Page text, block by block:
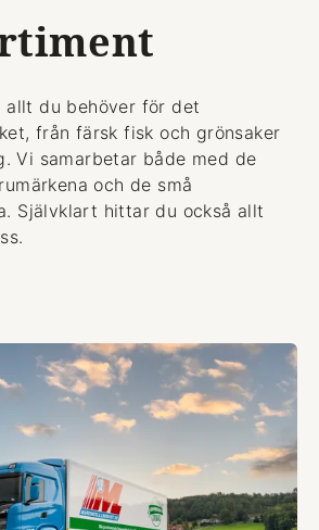
allt du behöver för det
från färsk fisk och grönsaker
Vi samarbetar både med de
och de små
Självklart hittar du också allt